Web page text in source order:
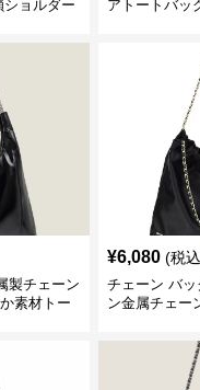
ョルダー
アトートバッ
製チェーン
素材トー
¥6,080 (税
チェーン バ
ン金属チェー